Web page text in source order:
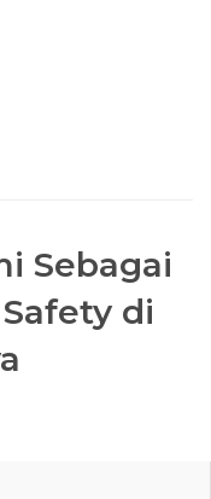
Sebagai
di